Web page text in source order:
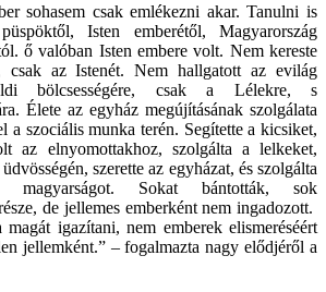
sohasem csak emlékezni akar. Tanulni is
Isten emberétől, Magyarország
ő valóban Isten embere volt. Nem kereste
csak az Istenét. Nem hallgatott az evilág
bölcsességére, csak a Lélekre, s
Élete az egyház megújításának szolgálata
a szociális munka terén. Segítette a kicsiket,
az elnyomottakhoz, szolgálta a lelkeket,
szerette az egyházat, és szolgálta
magyarságot. Sokat bántották, sok
de jellemes emberként nem ingadozott.
igazítani, nem emberek elismeréséért
jellemként.” – fogalmazta nagy elődjéről a